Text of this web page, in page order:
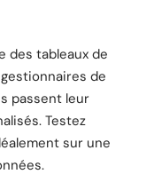
des tableaux de
de
passent leur
Testez
sur une